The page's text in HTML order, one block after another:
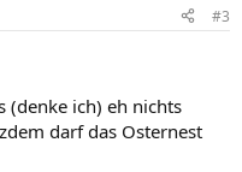
#3
(denke ich) eh nichts
darf das Osternest